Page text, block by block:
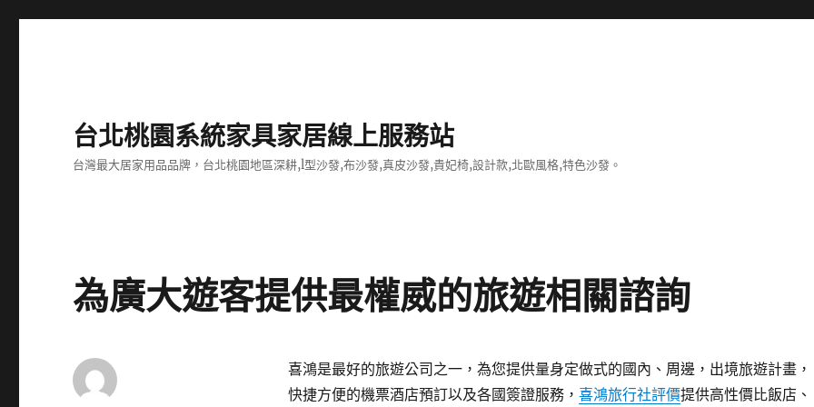
台北桃園系統家具家居線上服務站
台灣最大居家用品品牌，台北桃園地區深耕,l型沙發,布沙發,真皮沙發,貴妃椅,設計款,北歐風格,特色沙發。
為廣大遊客提供最權威的旅遊相關諮詢
喜鴻是最好的旅遊公司之一，為您提供量身定做式的國內、周邊，出境旅遊計畫，
快捷方便的機票酒店預訂以及各國簽證服務， 喜鴻旅行社評價提供高性價比飯店、